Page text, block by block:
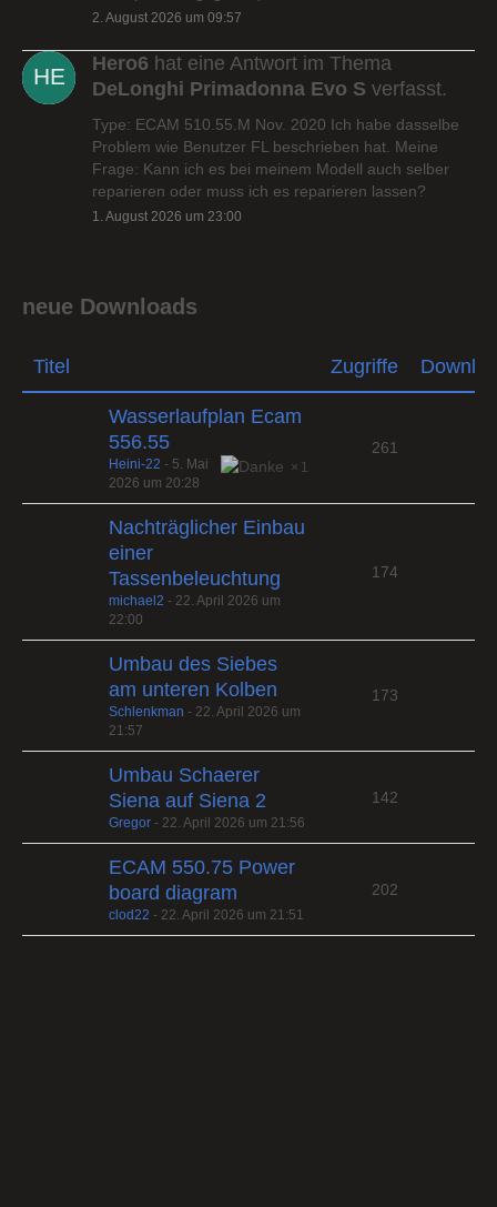
2. August 2026 um 09:57
Hero6 hat eine Antwort im Thema
DeLonghi Primadonna Evo S verfasst.
Type: ECAM 510.55.M Nov. 2020 Ich habe dasselbe
Problem wie Benutzer FL beschrieben hat. Meine
Frage: Kann ich es bei meinem Modell auch selber
reparieren oder muss ich es reparieren lassen?
1. August 2026 um 23:00
neue Downloads
Titel Zugriffe
Wasserlaufplan Ecam
556.55
1
Heini-22 - 5. Mai
2026 um 20:28
261
Nachträglicher Einbau
einer
Tassenbeleuchtung
michael2 - 22. April 2026 um
22:00
174
Umbau des Siebes
am unteren Kolben
Schlenkman - 22. April 2026 um
21:57
173
Umbau Schaerer
Siena auf Siena 2
Gregor - 22. April 2026 um 21:56
142
ECAM 550.75 Power
board diagram
clod22 - 22. April 2026 um 21:51
202